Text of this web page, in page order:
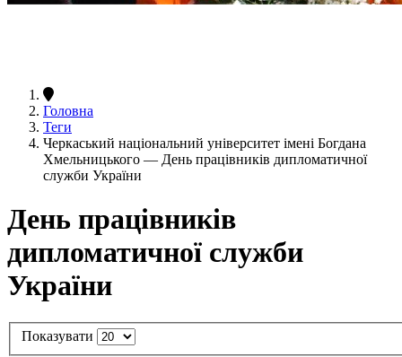
Головна
Теги
Черкаський національний університет імені Богдана
Хмельницького — День працівників дипломатичної
служби України
День працівників
дипломатичної служби
України
Показувати